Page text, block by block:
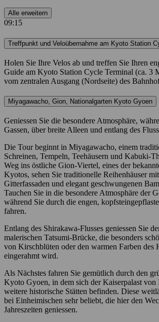
Alle erweitern
09:15
Treffpunkt und Veloübernahme am Kyoto Station
Holen Sie Ihre Velos ab und treffen Sie Ihren
Guide am Kyoto Station Cycle Terminal (ca. 3
vom zentralen Ausgang (Nordseite) des
Miyagawacho, Gion, Nationalgarten Kyoto Gyoen
Geniessen Sie die besondere Atmosphäre,
Gassen, über breite Alleen und entlang des
Die Tour beginnt in Miyagawacho, einem
Schreinen, Tempeln, Teehäusern und Kabuki-
Weg ins östliche Gion-Viertel, eines der
Kyotos, sehen Sie traditionelle Reihenhäuser
Gitterfassaden und elegant geschwungenen
Tauchen Sie in die besondere Atmosphäre der
während Sie durch die engen,
fahren.
Entlang des Shirakawa-Flusses geniessen Sie
malerischen Tatsumi-Brücke, die besonders
von Kirschblüten oder den warmen Farben des
eingerahmt wird.
Als Nächstes fahren Sie gemütlich durch den
Kyoto Gyoen, in dem sich der Kaiserpalast von
weitere historische Stätten befinden. Diese
bei Einheimischen sehr beliebt, die hier den
Jahreszeiten geniessen.